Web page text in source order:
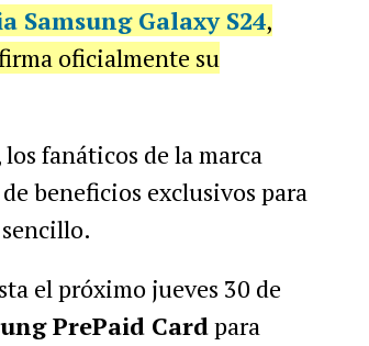
Samsung Galaxy S24,
oficialmente su
fanáticos de la marca
beneficios exclusivos para
el próximo jueves 30 de
PrePaid Cardpara